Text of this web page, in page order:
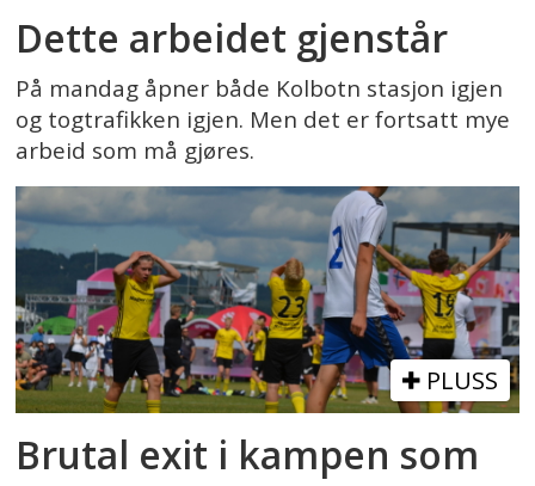
Dette arbeidet gjenstår
På mandag åpner både Kolbotn stasjon igjen
og togtrafikken igjen. Men det er fortsatt mye
arbeid som må gjøres.
PLUSS
Brutal exit i kampen som